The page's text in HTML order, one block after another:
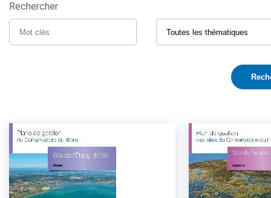
Rechercher